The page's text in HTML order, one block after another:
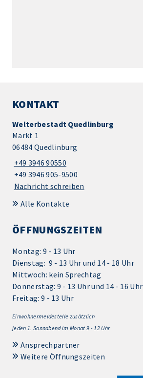
KONTAKT
Welterbestadt Quedlinburg
Markt 1
06484 Quedlinburg
+49 3946 90550
+49 3946 905-9500
Nachricht schreiben
Alle Kontakte
ÖFFNUNGSZEITEN
Montag: 9 - 13 Uhr
Dienstag: 9 - 13 Uhr und 14 - 18 Uhr
Mittwoch: kein Sprechtag
Donnerstag: 9 - 13 Uhr und 14 - 16 Uhr
Freitag: 9 - 13 Uhr
Einwohnermeldestelle zusätzlich
jeden 1. Sonnabend im Monat 9 - 12 Uhr
Ansprechpartner
Weitere Öffnungszeiten